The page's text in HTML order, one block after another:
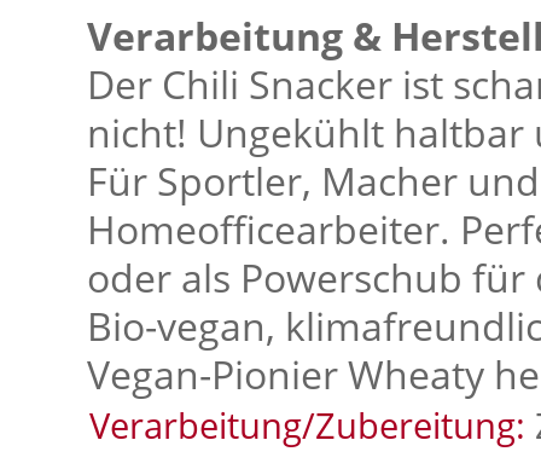
Verarbeitung &
Der Chili Snacker ist
nicht! Ungekühlt
Für Sportler, Macher
Homeofficearbeiter.
oder als Powerschub
Bio-vegan,
Vegan-Pionier Wheaty
Verarbeitung/Zubereitung: